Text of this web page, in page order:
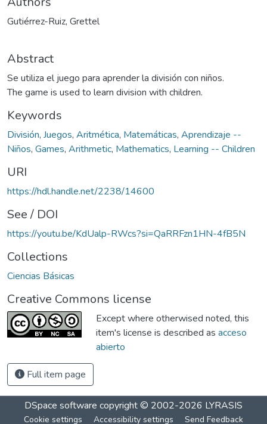
Gutiérrez-Ruiz, Grettel
Abstract
Se utiliza el juego para aprender la división con niños.
The game is used to learn division with children.
Keywords
División, Juegos, Aritmética, Matemáticas, Aprendizaje --
Niños, Games, Arithmetic, Mathematics, Learning -- Children
URI
https://hdl.handle.net/2238/14600
See / DOI
https://youtu.be/KdUalp-RWcs?si=QaRRFzn1HN-4fB5N
Collections
Ciencias Básicas
Creative Commons license
Except where otherwised noted, this
item's license is described as acceso
abierto
Full item page
DSpace software copyright © 2002-2026 LYRASIS
Cookie settings Accessibility settings Send Feedback